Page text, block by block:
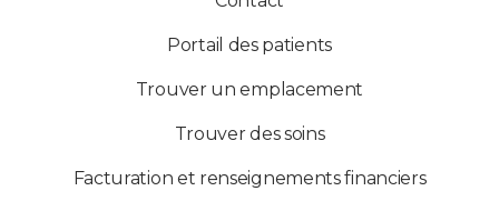
Portail des patients
Trouver un emplacement
Trouver des soins
Facturation et renseignements financiers